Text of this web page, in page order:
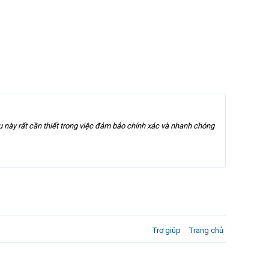
rất cần thiết trong việc đảm bảo chính xác và nhanh chóng
Trợ giúp Trang chủ